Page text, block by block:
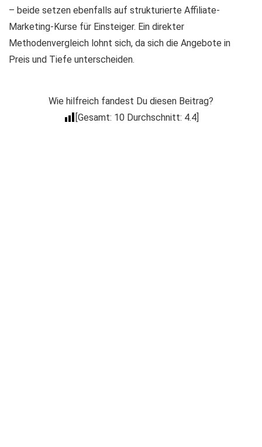
– beide setzen ebenfalls auf strukturierte Affiliate-
Marketing-Kurse für Einsteiger. Ein direkter
Methodenvergleich lohnt sich, da sich die Angebote in
Preis und Tiefe unterscheiden.
Wie hilfreich fandest Du diesen Beitrag?
[Gesamt: 10Durchschnitt: 4.4]